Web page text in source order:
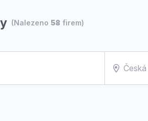
(Nalezeno 58 firem)